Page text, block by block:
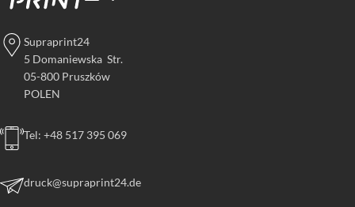
Supraprint24
5 Domaniewska Str.
05-800 Pruszków
POLEN
Tel: +48 517 395 069
druck@supraprint24.de